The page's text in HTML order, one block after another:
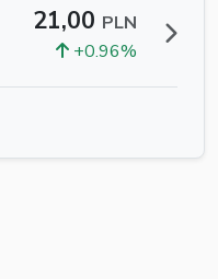
21,00 PLN
+0.96%